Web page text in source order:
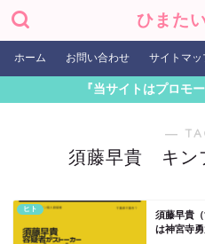
ひまた
ホーム お問い合わせ サイトマッ
『当サイトはプロモ
―
須藤早貴 キン
ヒト
須藤早貴
は神宮寺